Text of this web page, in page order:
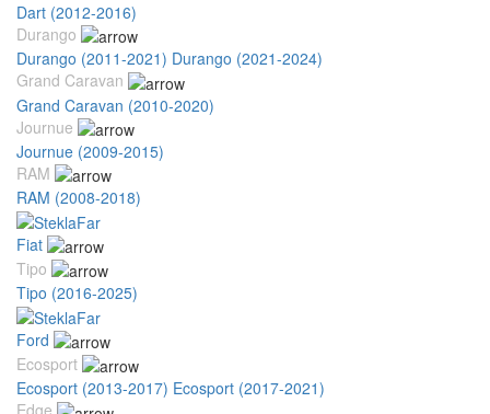
Dart (2012-2016)
Durango
Durango (2011-2021) Durango (2021-2024)
Grand Caravan
Grand Caravan (2010-2020)
Journue
Journue (2009-2015)
RAM
RAM (2008-2018)
Fiat
Tipo
Tipo (2016-2025)
Ford
Ecosport
Ecosport (2013-2017) Ecosport (2017-2021)